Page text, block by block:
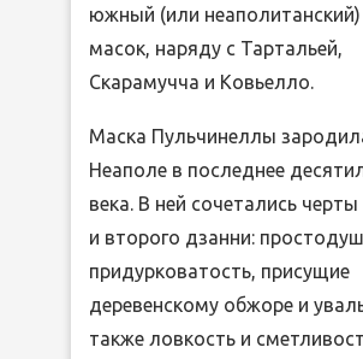
южный (или неаполитанский)
масок, наряду с Тартальей,
Скарамучча и Ковьелло.
Маска Пульчинеллы
Неаполе в последнее
века. В ней сочетались черты
и второго дзанни:
придурковатость, присущие
деревенскому обжоре и
также ловкость и